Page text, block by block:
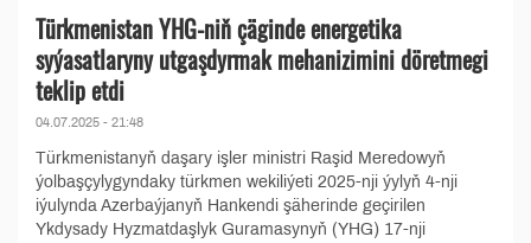
Türkmenistan YHG-niň çäginde energetika
syýasatlaryny utgaşdyrmak mehanizimini döretmegi
teklip etdi
04.07.2025 - 21:48
Türkmenistanyň daşary işler ministri Raşid Meredowyň
ýolbaşçylygyndaky türkmen wekiliýeti 2025-nji ýylyň 4-nji
iýulynda Azerbaýjanyň Hankendi şäherinde geçirilen
Ykdysady Hyzmatdaşlyk Guramasynyň (YHG) 17-nji